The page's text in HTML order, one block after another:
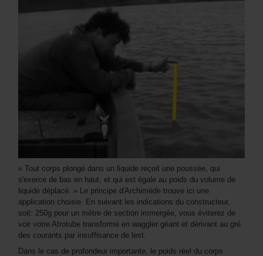
« Tout corps plongé dans un liquide reçoit une poussée, qui
s'exerce de bas en haut, et qui est égale au poids du volume de
liquide déplacé. » Le principe d'Archimède trouve ici une
application choisie. En suivant les indications du constructeur,
soit: 250g pour un mètre de section immergée, vous éviterez de
voir votre Atrotube transformé en waggler géant et dérivant au gré
des courants par insuffisance de lest.
Dans le cas de profondeur importante, le poids réel du corps